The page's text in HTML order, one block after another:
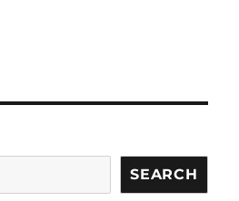
SEARCH